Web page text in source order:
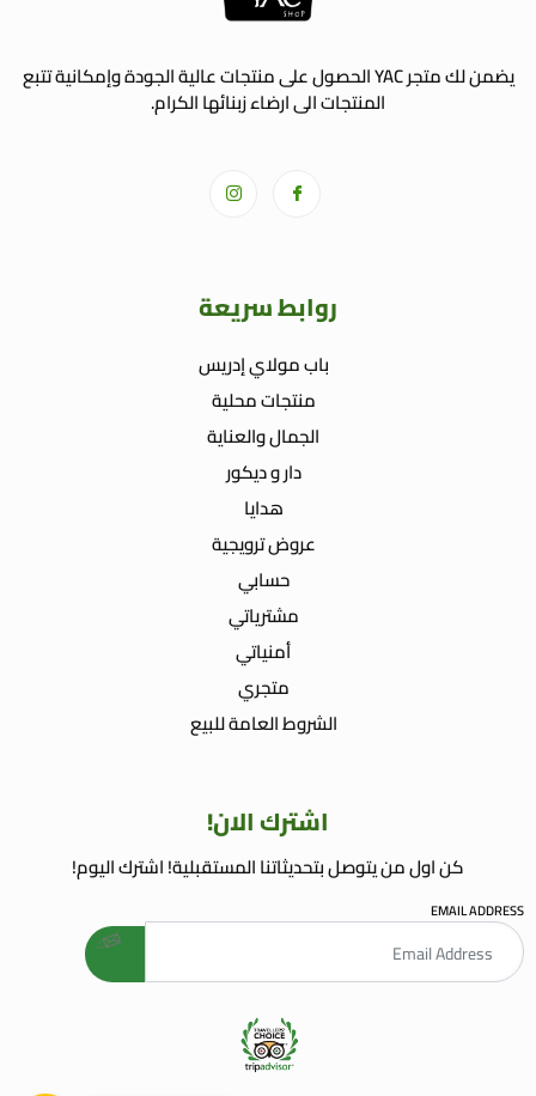
يضمن لك متجر YAC الحصول على منتجات عالية الجودة وإمكانية تتبع
المنتجات الى ارضاء زبنائها الكرام.
روابط سريعة
باب مولاي إدريس
منتجات محلية
الجمال والعناية
دار و ديكور
هدايا
عروض ترويجية
حسابي
مشترياتي
أمنياتي
متجري
الشروط العامة للبيع
اشترك الان!
كن اول من يتوصل بتحديثاتنا المستقبلية! اشترك اليوم!
EMAIL ADDRESS
welcome gift